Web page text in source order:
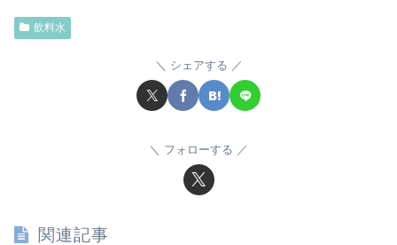
飲料水
シェアする
フォローする
関連記事